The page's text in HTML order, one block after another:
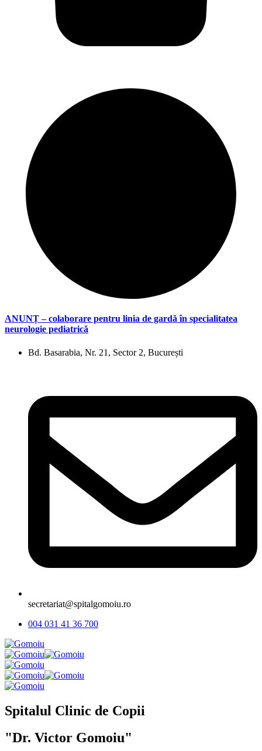
ANUNȚ – colaborare pentru linia de gardă în specialitatea
neurologie pediatrică
Bd. Basarabia, Nr. 21, Sector 2, București
secretariat@spitalgomoiu.ro
004 031 41 36 700
Spitalul Clinic de Copii
"Dr. Victor Gomoiu"